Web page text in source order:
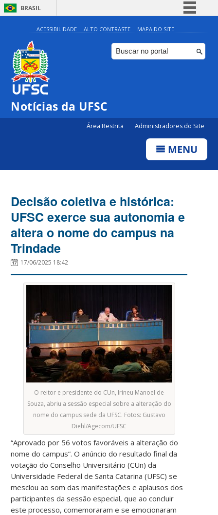
BRASIL
Simplifique!
Comunica BR
Participe
ACESSIBILIDADE ALTO CONTRASTE MAPA DO SITE
Notícias da UFSC
Área Restrita Administradores do Site
MENU
Decisão coletiva e histórica:
UFSC exerce sua autonomia e
altera o nome do campus na
Trindade
17/06/2025 18:42
O reitor e presidente do CUn, Irineu Manoel de
Souza, abriu a sessão especial sobre a alteração do
nome do campus sede da UFSC. Fotos: Gustavo
Diehl/Agecom/UFSC
“Aprovado por 56 votos favoráveis a alteração do
nome do campus”. O anúncio do resultado final da
votação do Conselho Universitário (CUn) da
Universidade Federal de Santa Catarina (UFSC) se
mesclou ao som das manifestações e aplausos dos
participantes da sessão especial, que ao concluir
este processo, comemoraram e se emocionaram